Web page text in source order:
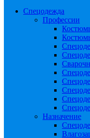
Спецодежда
Профессии
Назначение